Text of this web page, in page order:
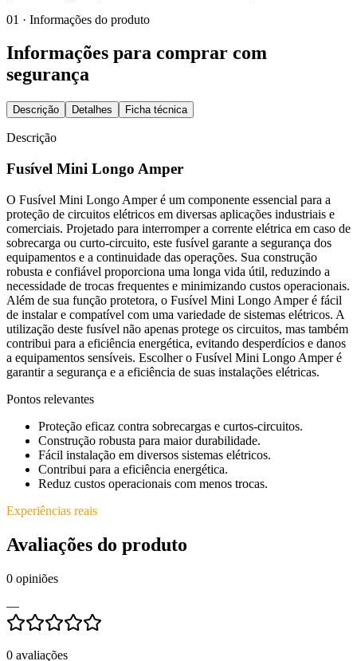
01 · Informações do produto
Informações para comprar com
segurança
Descrição Detalhes Ficha técnica
Descrição
Fusível Mini Longo Amper
O Fusível Mini Longo Amper é um componente essencial para a
proteção de circuitos elétricos em diversas aplicações industriais e
comerciais. Projetado para interromper a corrente elétrica em caso de
sobrecarga ou curto-circuito, este fusível garante a segurança dos
equipamentos e a continuidade das operações. Sua construção
robusta e confiável proporciona uma longa vida útil, reduzindo a
necessidade de trocas frequentes e minimizando custos operacionais.
Além de sua função protetora, o Fusível Mini Longo Amper é fácil
de instalar e compatível com uma variedade de sistemas elétricos. A
utilização deste fusível não apenas protege os circuitos, mas também
contribui para a eficiência energética, evitando desperdícios e danos
a equipamentos sensíveis. Escolher o Fusível Mini Longo Amper é
garantir a segurança e a eficiência de suas instalações elétricas.
Pontos relevantes
Proteção eficaz contra sobrecargas e curtos-circuitos.
Construção robusta para maior durabilidade.
Fácil instalação em diversos sistemas elétricos.
Contribui para a eficiência energética.
Reduz custos operacionais com menos trocas.
Experiências reais
Avaliações do produto
0 opiniões
—
0 avaliações